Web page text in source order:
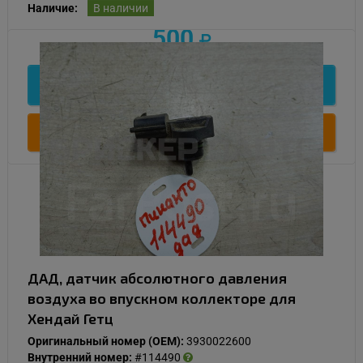
Наличие:
В наличии
500
Подробнее
Купить
ДАД, датчик абсолютного давления
воздуха во впускном коллекторе для
Хендай Гетц
Оригинальный номер (OEM): 3930022600
Внутренний номер: #114490